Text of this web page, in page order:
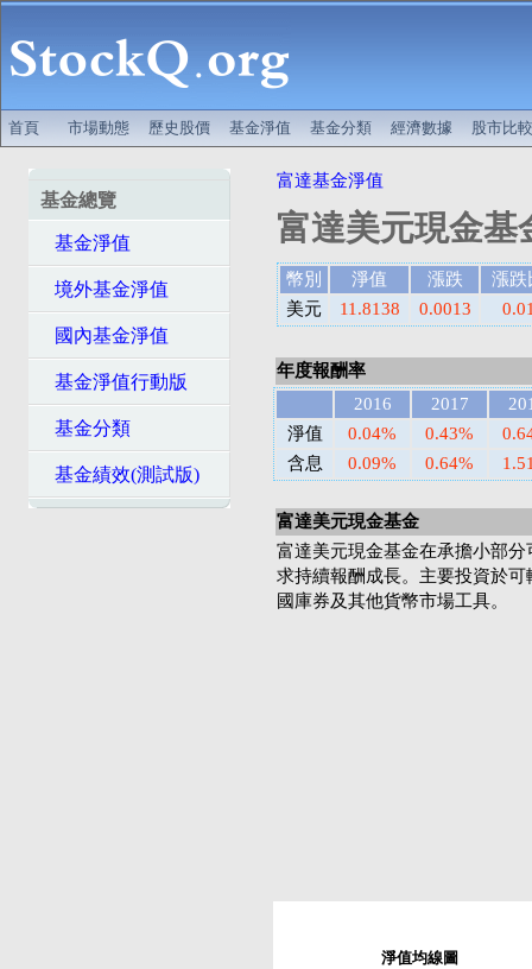
首頁 市場動態 歷史股價 基金淨值 基金分類 經濟數據 股市比較
基金總覽
基金淨值
境外基金淨值
國內基金淨值
基金淨值行動版
基金分類
基金績效(測試版)
富達基金淨值
富達美元現金基
幣別 淨值 漲跌
漲跌
美元
11.8138 0.0013
年度報酬率
2016
2017
淨值
0.04% 0.43%
含息
0.09% 0.64%
富達美元現金基金
富達美元現金基金在承擔小部
求持續報酬成長。主要投資於
國庫券及其他貨幣市場工具。
淨值均線圖